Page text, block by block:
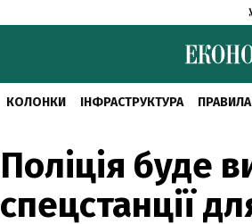
КОЛОНКИ ІНФРАСТРУКТУРА
Поліція буде
спецстанції